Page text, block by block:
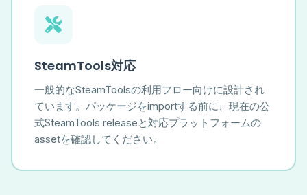
SteamTools対応
一般的なSteamToolsの利用フロー向けに設計され
ています。パッケージをimportする前に、現在の公
式SteamTools releaseと対応プラットフォームの
assetを確認してください。